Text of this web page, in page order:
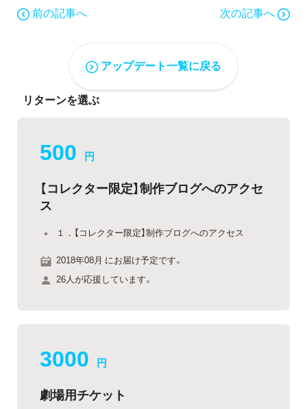
前の記事へ 次の記事へ
アップデート一覧に戻る
リターンを選ぶ
500 円
【コレクター限定】制作ブログへのアクセ
ス
１．【コレクター限定】制作ブログへのアクセス
2018年08月 にお届け予定です。
26人が応援しています。
3000 円
劇場用チケット